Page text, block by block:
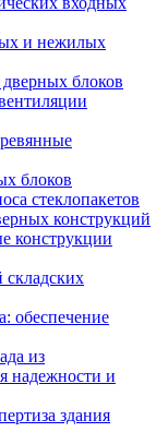
и нежилых
блоков
блоков
стеклопакетов
конструкций
конструкции
складских
обеспечение
из
надежности и
здания